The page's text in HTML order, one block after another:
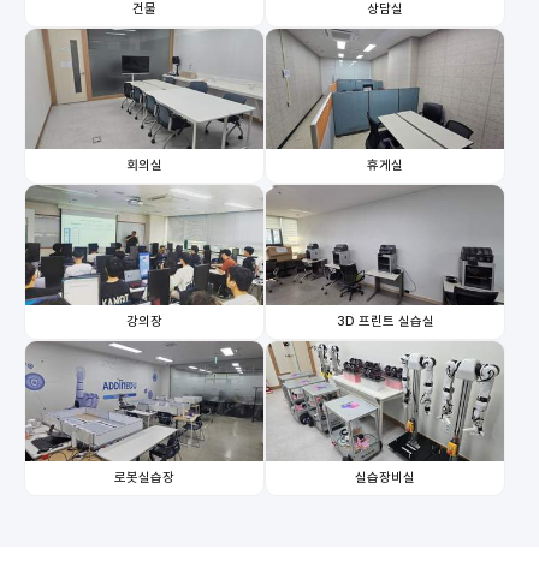
건물 상담실
회의실 휴게실
강의장 3D 프린트 실습실
로봇실습장 실습장비실